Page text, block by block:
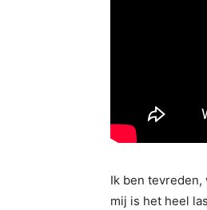
Ik ben
mij is het heel